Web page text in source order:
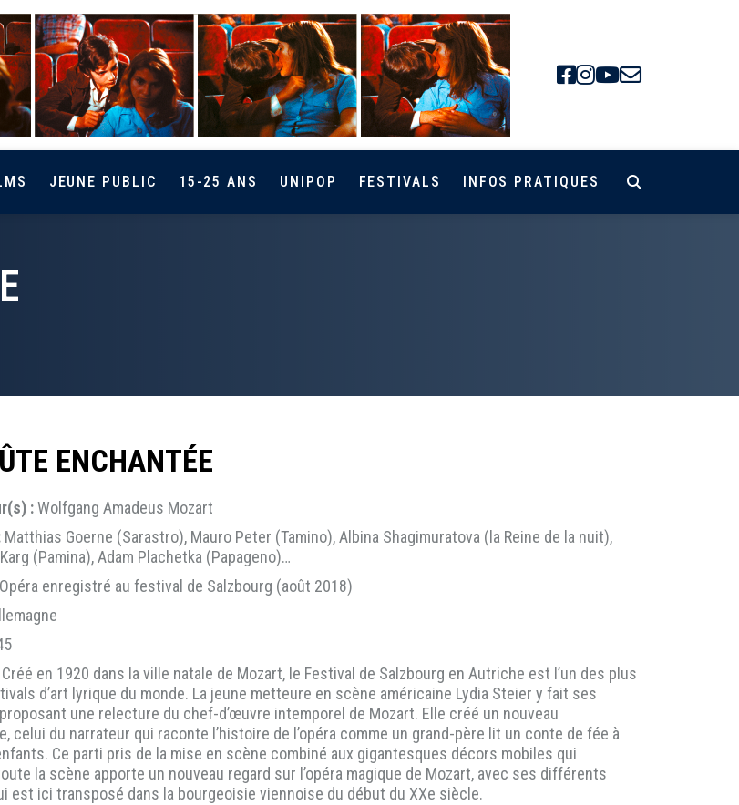
Facebook
Instagram
Youtube
JEUNE PUBLIC 15-25 ANS UNIPOP FESTIVALS INFOS PRATIQUES
ENCHANTÉE
:Wolfgang Amadeus Mozart
Matthias Goerne (Sarastro), Mauro Peter (Tamino), Albina Shagimuratova (la Reine de la nuit),
(Pamina), Adam Plachetka (Papageno)…
Opéra enregistré au festival de Salzbourg (août 2018)
Créé en 1920 dans la ville natale de Mozart, le Festival de Salzbourg en Autriche est l’un des plus
d’art lyrique du monde. La jeune metteure en scène américaine Lydia Steier y fait ses
une relecture du chef-d’œuvre intemporel de Mozart. Elle créé un nouveau
celui du narrateur qui raconte l’histoire de l’opéra comme un grand-père lit un conte de fée à
Ce parti pris de la mise en scène combiné aux gigantesques décors mobiles qui
la scène apporte un nouveau regard sur l’opéra magique de Mozart, avec ses différents
est ici transposé dans la bourgeoisie viennoise du début du XXe siècle.